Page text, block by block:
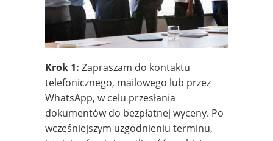
Krok 1: Zapraszam do kontaktu
telefonicznego, mailowego lub przez
WhatsApp, w celu przesłania
dokumentów do bezpłatnej wyceny. Po
wcześniejszym uzgodnieniu terminu,